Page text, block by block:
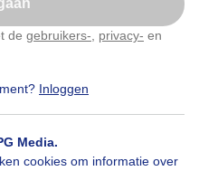
de gebruikers- privacy- en
Inloggen
Media.
cookies om informatie over
10-2024, 273x bekeken
te passen